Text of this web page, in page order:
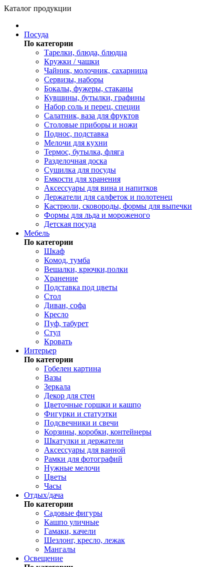
Каталог продукции
Посуда
По категории
Тарелки, блюда, блюдца
Кружки / чашки
Чайник, молочник, сахарница
Сервизы, наборы
Бокалы, фужеры, стаканы
Кувшины, бутылки, графины
Набор соль и перец, специи
Салатник, ваза для фруктов
Столовые приборы и ножи
Поднос, подставка
Мелочи для кухни
Термос, бутылка, фляга
Разделочная доска
Сушилка для посуды
Емкости для хранения
Аксессуары для вина и напитков
Держатели для салфеток и полотенец
Кастрюли, сковороды, формы для выпечки
Формы для льда и мороженого
Детская посуда
Мебель
По категории
Шкаф
Комод, тумба
Вешалки, крючки,полки
Хранение
Подставка под цветы
Стол
Диван, софа
Кресло
Пуф, табурет
Стул
Кровать
Интерьер
По категории
Гобелен картина
Вазы
Зеркала
Декор для стен
Цветочные горшки и кашпо
Фигурки и статуэтки
Подсвечники и свечи
Корзины, коробки, контейнеры
Шкатулки и держатели
Аксессуары для ванной
Рамки для фотографий
Нужные мелочи
Цветы
Часы
Отдых/дача
По категории
Садовые фигуры
Кашпо уличные
Гамаки, качели
Шезлонг, кресло, лежак
Мангалы
Освещение